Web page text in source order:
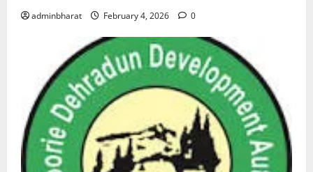
adminbharat February 4, 2026 0